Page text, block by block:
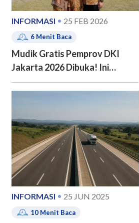
INFORMASI 25 FEB 2026
6 Menit Baca
Mudik Gratis Pemprov DKI
Jakarta 2026 Dibuka! Ini
Jadwal, 20 Kota Tujuan dan
Cara Pendaftarannya
INFORMASI 25 JUN 2025
10 Menit Baca